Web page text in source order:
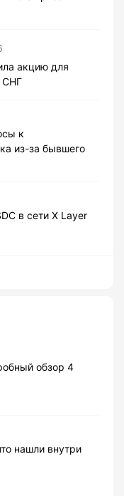
акцию для
СНГ
к
из-за бывшего
в сети X Layer
обзор 4
нашли внутри